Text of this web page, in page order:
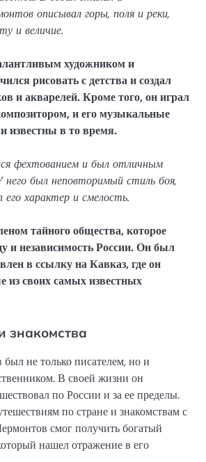
описывал горы, поля и реки,
и величие.
художником и
рисовать с детства и создал
и акварелей. Кроме того, он играл
и его музыкальные
известны в то время.
фехтованием и был отличным
был неповторимый стиль боя,
характер и смелость.
тайного общества, которое
и независимость России. Он был
в ссылку на Кавказ, где он
из своих самых известных
знакомства
не только писателем, но и
В своей жизни он
по России и за ее пределы.
по стране и знакомствам с
смог получить богатый
нашел отражение в его